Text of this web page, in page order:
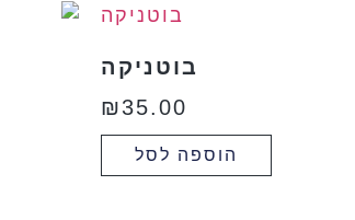
בוטניקה
₪35.00
הוספה לסל